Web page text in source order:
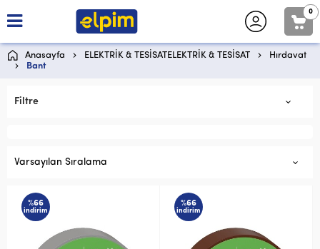
0
Anasayfa ELEKTRİK & TESİSATELEKTRİK & TESİSAT
Hırdavat
Bant
Filtre
Varsayılan Sıralama
%66
indirim
%66
indirim